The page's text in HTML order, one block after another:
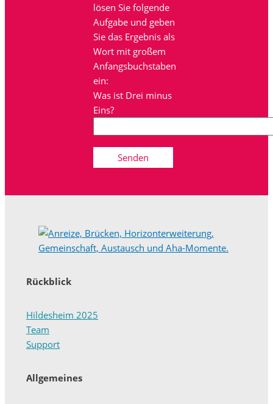
lösen Sie folgende
Aufgabe und geben
Sie das Ergebnis als
Wort mit großem
Anfangsbuchstaben
ein:
Was ist Drei minus
Eins?
Rückblick
Hildesheim 2025
Team
Support
Allgemeines